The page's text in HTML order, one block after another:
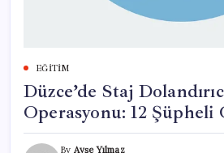
EĞITIM
Düzce’de Staj
Operasyonu: 12 Şüpheli
By Ayşe Yılmaz